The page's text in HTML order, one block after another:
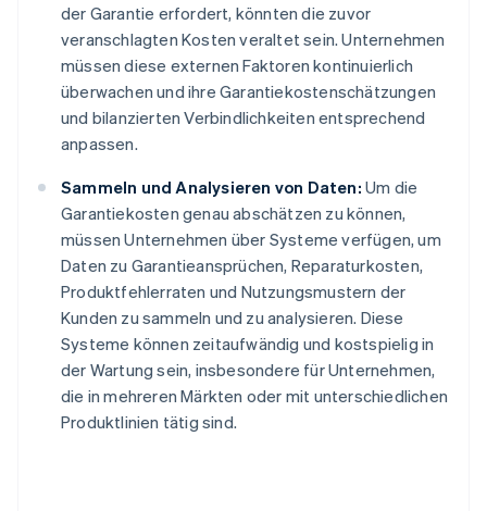
der Garantie erfordert, könnten die zuvor
veranschlagten Kosten veraltet sein. Unternehmen
müssen diese externen Faktoren kontinuierlich
überwachen und ihre Garantiekostenschätzungen
und bilanzierten Verbindlichkeiten entsprechend
anpassen.
Sammeln und Analysieren von Daten: Um die
Garantiekosten genau abschätzen zu können,
müssen Unternehmen über Systeme verfügen, um
Daten zu Garantieansprüchen, Reparaturkosten,
Produktfehlerraten und Nutzungsmustern der
Kunden zu sammeln und zu analysieren. Diese
Systeme können zeitaufwändig und kostspielig in
der Wartung sein, insbesondere für Unternehmen,
die in mehreren Märkten oder mit unterschiedlichen
Produktlinien tätig sind.